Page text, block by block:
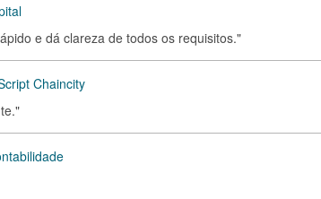
e dá clareza de todos os requisitos."
Chaincity